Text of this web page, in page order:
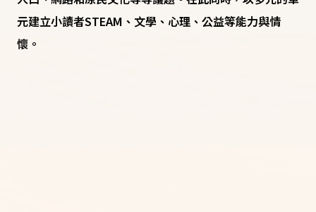
元建立小讀者STEAM、文學、心理、公益等能力與情
懷。